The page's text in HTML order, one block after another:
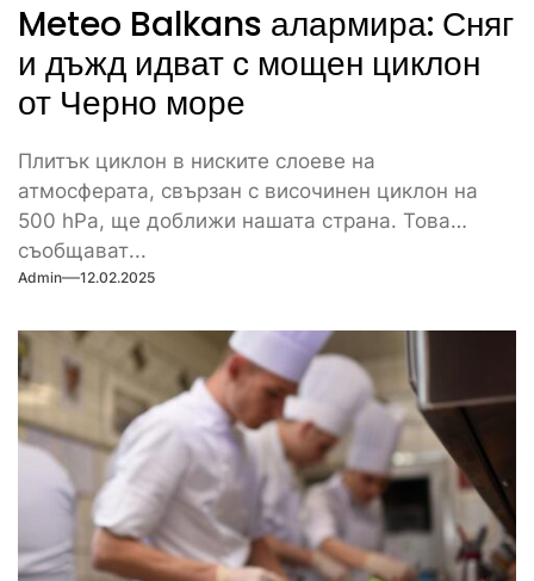
Meteo Balkans алармира: Сняг
и дъжд идват с мощен циклон
от Черно море
Плитък циклон в ниските слоеве на
атмосферата, свързан с височинен циклон на
500 hPa, ще доближи нашата страна. Това
съобщават...
Admin 12.02.2025